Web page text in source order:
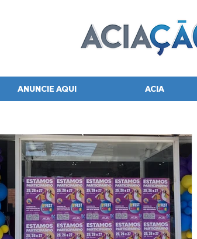
ANUNCIE AQUI ACIA